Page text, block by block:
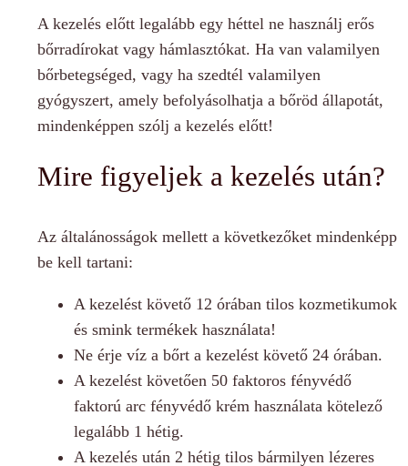
A kezelés előtt legalább egy héttel ne használj erős
bőrradírokat vagy hámlasztókat. Ha van valamilyen
bőrbetegséged, vagy ha szedtél valamilyen
gyógyszert, amely befolyásolhatja a bőröd állapotát,
mindenképpen szólj a kezelés előtt!
Mire figyeljek a kezelés után?
Az általánosságok mellett a következőket mindenképp
be kell tartani:
A kezelést követő 12 órában tilos kozmetikumok
és smink termékek használata!
Ne érje víz a bőrt a kezelést követő 24 órában.
A kezelést követően 50 faktoros fényvédő
faktorú arc fényvédő krém használata kötelező
legalább 1 hétig.
A kezelés után 2 hétig tilos bármilyen lézeres